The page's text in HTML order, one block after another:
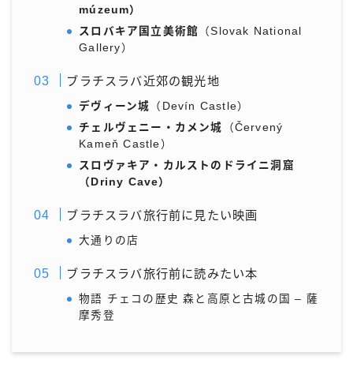
múzeum）
スロバキア国立美術館 （Slovak National
Gallery）
ブラチスラバ近郊の観光地
デヴィーン城 （Devín Castle）
チェルヴェニー・カメン城
（Červený
Kameň Castle）
スロヴァキア・カルストのドライニ洞窟
（Driny Cave）
ブラチスラバ旅行前に見たい映画
大通りの店
ブラチスラバ旅行前に読みたい本
物語 チェコの歴史 森と高原と古城の国 – 薩
摩秀登